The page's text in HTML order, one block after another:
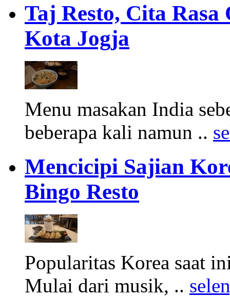
Taj Resto, Cita
Kota Jogja
Menu masakan India
beberapa kali namun ..
Mencicipi Sajian
Bingo Resto
Popularitas Korea saat
Mulai dari musik, ..